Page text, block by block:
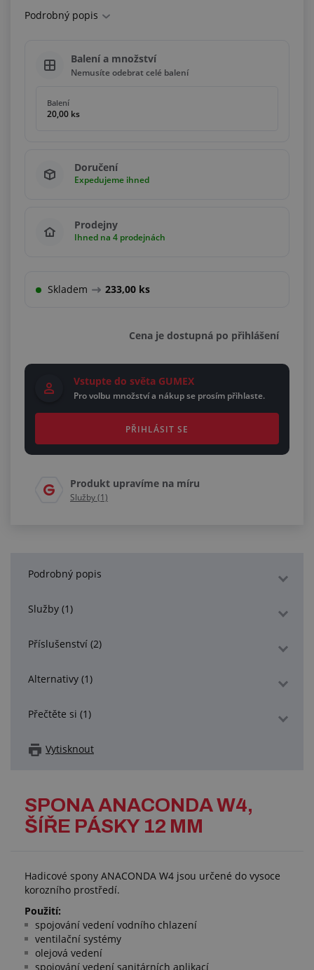
Podrobný popis
Balení a množství
Nemusíte odebrat celé balení
Balení
20,00 ks
Doručení
Expedujeme ihned
Prodejny
Ihned na 4 prodejnách
Skladem 233,00 ks
Cena je dostupná po přihlášení
Vstupte do světa GUMEX
Pro volbu množství a nákup se prosím přihlaste.
PŘIHLÁSIT SE
Produkt upravíme na míru
Služby (1)
Podrobný popis
Služby (1)
Příslušenství (2)
Alternativy (1)
Přečtěte si (1)
Vytisknout
SPONA ANACONDA W4,
ŠÍŘE PÁSKY 12 MM
Hadicové spony ANACONDA W4 jsou určené do vysoce
korozního prostředí.
Použití:
spojování vedení vodního chlazení
ventilační systémy
olejová vedení
spojování vedení sanitárních aplikací